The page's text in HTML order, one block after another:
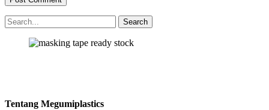
Tentang Megumiplastics